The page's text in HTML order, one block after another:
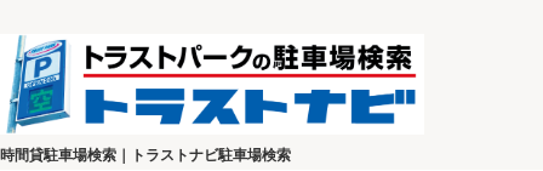
時間貸駐車場検索｜トラストナビ駐車場検索